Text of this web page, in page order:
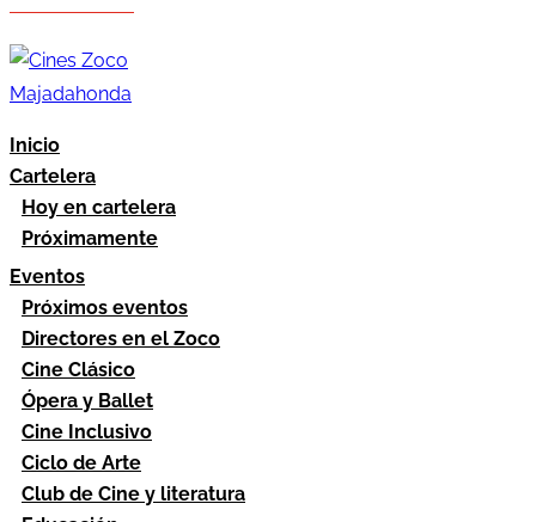
Inicio
Cartelera
Hoy en cartelera
Próximamente
Eventos
Próximos eventos
Directores en el Zoco
Cine Clásico
Ópera y Ballet
Cine Inclusivo
Ciclo de Arte
Club de Cine y literatura